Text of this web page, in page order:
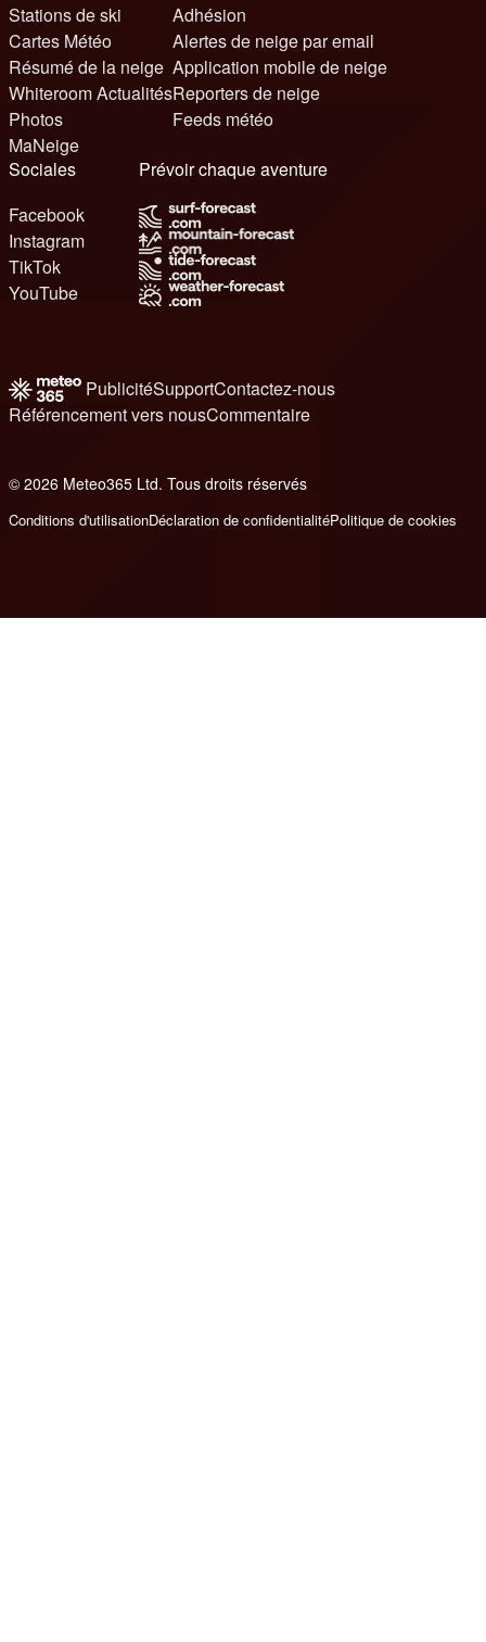
Stations de ski
Cartes Météo
Résumé de la neige
Whiteroom Actualités
Photos
MaNeige
Adhésion
Alertes de neige par email
Application mobile de neige
Reporters de neige
Feeds météo
Sociales
Facebook
Instagram
TikTok
YouTube
Prévoir chaque aventure
PublicitéSupportContactez-nous
Référencement vers nousCommentaire
© 2026 Meteo365 Ltd. Tous droits réservés
Conditions d'utilisationDéclaration de confidentialitéPolitique de cookies